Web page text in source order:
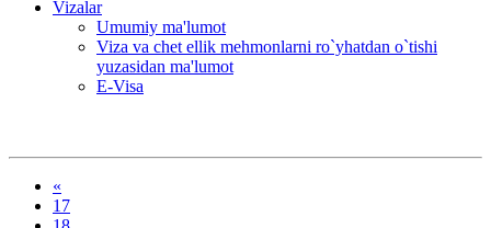
Vizalar
Umumiy ma'lumot
Viza va chet ellik mehmonlarni ro`yhatdan o`tishi
yuzasidan ma'lumot
E-Visa
«
17